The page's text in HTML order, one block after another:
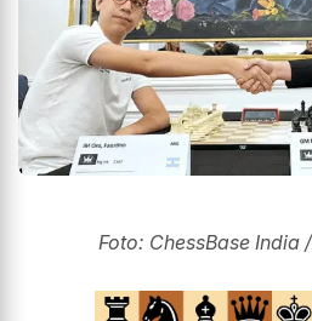
Foto: ChessBase India